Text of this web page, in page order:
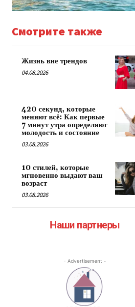
Смотрите также
Жизнь вне трендов
04.08.2026
420 секунд, которые
меняют всё: Как первые
7 минут утра определяют
молодость и состояние
03.08.2026
10 стилей, которые
мгновенно выдают ваш
возраст
03.08.2026
Наши партнеры
- Advertisement -